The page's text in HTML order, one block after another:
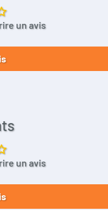
un avis
un avis